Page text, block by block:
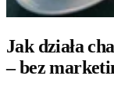
Jak działa
– bez